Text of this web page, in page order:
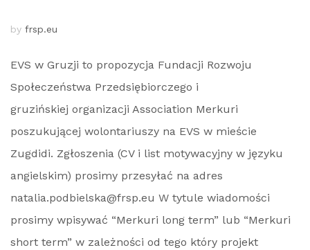
by frsp.eu
EVS w Gruzji to propozycja Fundacji Rozwoju
Społeczeństwa Przedsiębiorczego i
gruzińskiej organizacji Association Merkuri
poszukującej wolontariuszy na EVS w mieście
Zugdidi. Zgłoszenia (CV i list motywacyjny w języku
angielskim) prosimy przesyłać na adres
natalia.podbielska@frsp.eu W tytule wiadomości
prosimy wpisywać “Merkuri long term” lub “Merkuri
short term” w zależności od tego który projekt